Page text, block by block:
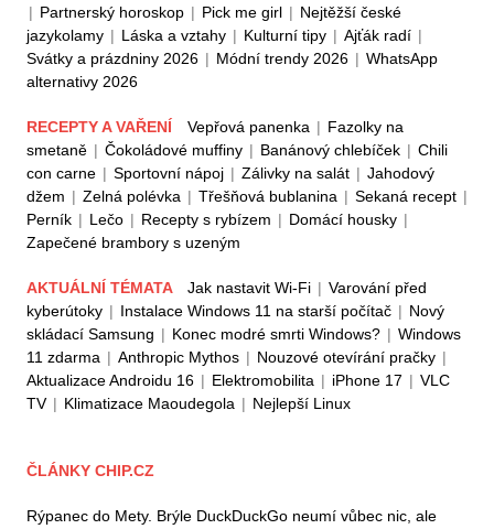
| Partnerský horoskop | Pick me girl | Nejtěžší české
jazykolamy | Láska a vztahy | Kulturní tipy | Ajťák radí |
Svátky a prázdniny 2026 | Módní trendy 2026 | WhatsApp
alternativy 2026
RECEPTY A VAŘENÍ Vepřová panenka | Fazolky na
smetaně | Čokoládové muffiny | Banánový chlebíček | Chili
con carne | Sportovní nápoj | Zálivky na salát | Jahodový
džem | Zelná polévka | Třešňová bublanina | Sekaná recept |
Perník | Lečo | Recepty s rybízem | Domácí housky |
Zapečené brambory s uzeným
AKTUÁLNÍ TÉMATA Jak nastavit Wi-Fi | Varování před
kyberútoky | Instalace Windows 11 na starší počítač | Nový
skládací Samsung | Konec modré smrti Windows? | Windows
11 zdarma | Anthropic Mythos | Nouzové otevírání pračky |
Aktualizace Androidu 16 | Elektromobilita | iPhone 17 | VLC
TV | Klimatizace Maoudegola | Nejlepší Linux
ČLÁNKY CHIP.CZ
Rýpanec do Mety. Brýle DuckDuckGo neumí vůbec nic, ale